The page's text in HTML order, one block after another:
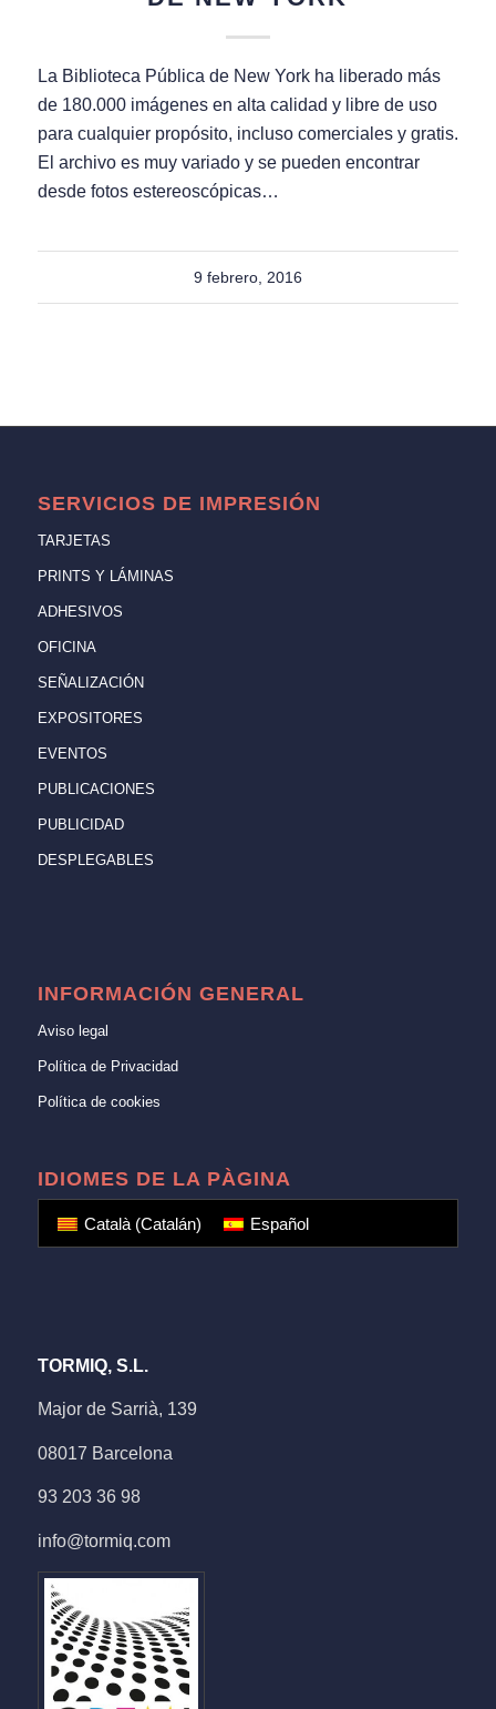
La Biblioteca Pública de New York ha liberado más
de 180.000 imágenes en alta calidad y libre de uso
para cualquier propósito, incluso comerciales y gratis.
El archivo es muy variado y se pueden encontrar
desde fotos estereoscópicas…
9 febrero, 2016
SERVICIOS DE IMPRESIÓN
TARJETAS
PRINTS Y LÁMINAS
ADHESIVOS
OFICINA
SEÑALIZACIÓN
EXPOSITORES
EVENTOS
PUBLICACIONES
PUBLICIDAD
DESPLEGABLES
INFORMACIÓN GENERAL
Aviso legal
Política de Privacidad
Política de cookies
IDIOMES DE LA PÀGINA
Català(Catalán) Español
TORMIQ, S.L.
Major de Sarrià, 139
08017 Barcelona
93 203 36 98
info@tormiq.com